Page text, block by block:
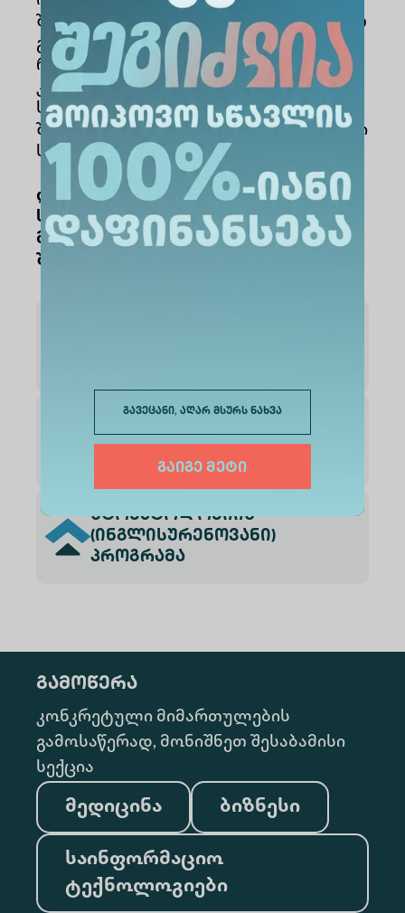
გავეცანი, აღარ მსურს ნახვა
გაიგე მეტი
შესაბამისი ქვეყნის კანონმდებლობით
გათვალისწინებული
რეზიდენტურასთან გათანაბრებული
კურსი) და უნიფიცირებული
სახელმწიფო გამოცდის ჩაბარების
შემთხვევაში, მიიღოს დამოუკიდებელი
საექიმო საქმიანობის უფლება.
დეტალური ინფორმაცია
საერთაშორისო სტუდენტების
მიღების წესებთან დაკავშირებით
შეგიძლიათ იხილოთ
მედიცინის
(ინგლისურენოვანი)
პროგრამა
სტომატოლოგიის
(ინგლისურენოვანი)
პროგრამა
გამოწერა
კონკრეტული მიმართულების
გამოსაწერად, მონიშნეთ შესაბამისი
სექცია
მედიცინა ბიზნესი
საინფორმაციო
ტექნოლოგიები